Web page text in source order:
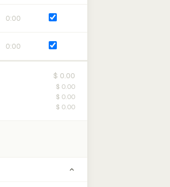
0:00
0:00
$ 0.00
$ 0.00
$ 0.00
$ 0.00